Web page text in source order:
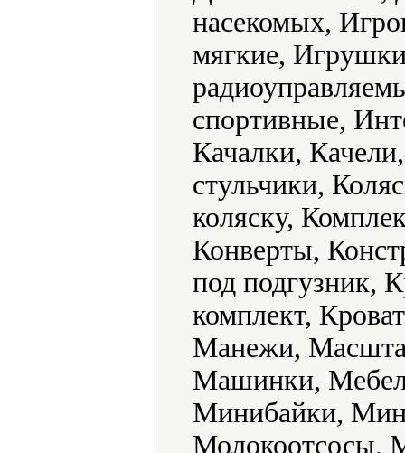
насекомых,
мягкие,
спортивные,
Качалки,
стульчики,
коляску,
Конверты,
под подгузник,
комплект,
Манежи,
Машинки,
Минибайки,
Молокоотсосы,